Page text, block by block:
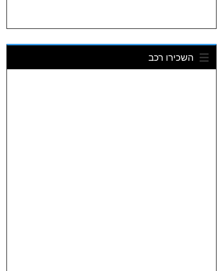
השכירו רכב